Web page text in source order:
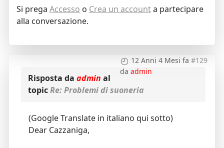
Si prega Accesso o Crea un accounta partecipare
alla conversazione.
12 Anni 4 Mesi fa #129
daadmin
Risposta da admin al
topicRe: Problemi di suoneria
(Google Translate in italiano qui sotto)
Dear Cazzaniga,